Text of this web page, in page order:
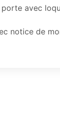
avec
notice de